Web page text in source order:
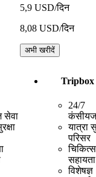
सेवा
5,9 USD/दिन
8,08 USD/दिन
अभी खरीदें
Tripbox
24/7
यात्रा
परिसर
सहायता
विशेषज्ञ